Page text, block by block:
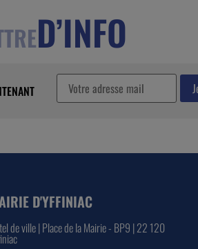
D’INFO
D'YFFINIAC
de ville | Place de la Mairie - BP9 | 22 120